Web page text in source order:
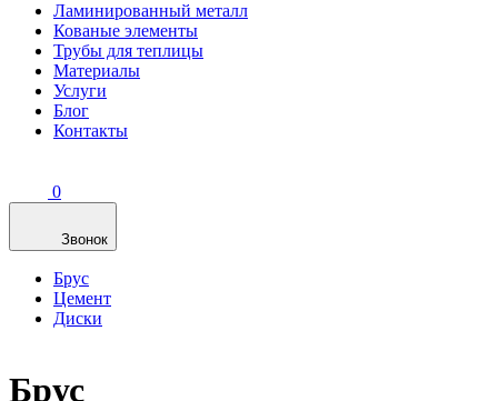
Ламинированный металл
Кованые элементы
Трубы для теплицы
Материалы
Услуги
Блог
Контакты
0
Звонок
Брус
Цемент
Диски
Брус